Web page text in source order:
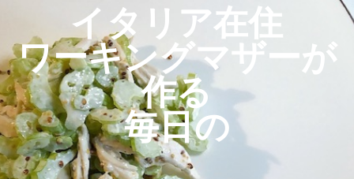
イタリア在住
ワーキングマザーが
作る
毎日の